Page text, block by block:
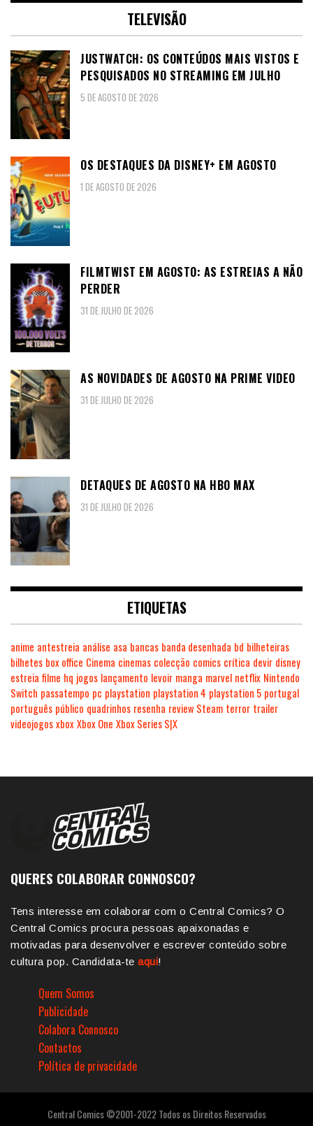
TELEVISÃO
JUSTWATCH: OS CONTEÚDOS MAIS VISTOS E
PESQUISADOS NO STREAMING EM JULHO
5 DE AGOSTO DE 2026
OS DESTAQUES DA DISNEY+ EM AGOSTO
1 DE AGOSTO DE 2026
FILMTWIST EM AGOSTO: AS ESTREIAS A NÃO
PERDER
31 DE JULHO DE 2026
AS NOVIDADES DE AGOSTO NA PRIME VIDEO
31 DE JULHO DE 2026
DETAQUES DE AGOSTO NA HBO MAX
31 DE JULHO DE 2026
ETIQUETAS
anime antestreia análise asa bancas banda desenhada bd bilheteiras
bilhetes box office Cinema cinemas colecção comics crítica devir disney
estreia filme hq jogos lançamento levoir manga marvel netflix Nintendo
Switch passatempo pc playstation playstation 4 playstation 5 portugal
português público quadrinhos resenha review Steam terror trailer
videojogosxboxXbox One Xbox Series S|X
QUERES COLABORAR CONNOSCO?
Tens interesse em colaborar com o Central Comics? O
Central Comics procura pessoas apaixonadas e
motivadas para desenvolver e escrever conteúdo sobre
cultura pop. Candidata-te aqui!
Quem Somos
Publicidade
Colabora Connosco
Contactos
Política de privacidade
Central Comics ©2001-2022 Todos os Direitos Reservados